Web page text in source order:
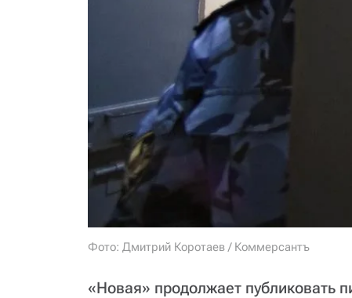
Фото: Дмитрий Коротаев / Коммерсантъ
«Новая» продолжает публиковать